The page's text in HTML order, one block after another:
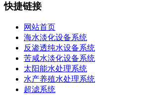
快捷链接
网站首页
海水淡化设备系统
反渗透纯水设备系统
苦咸水淡化设备系统
太阳能水处理系统
水产养殖水处理系统
超滤系统